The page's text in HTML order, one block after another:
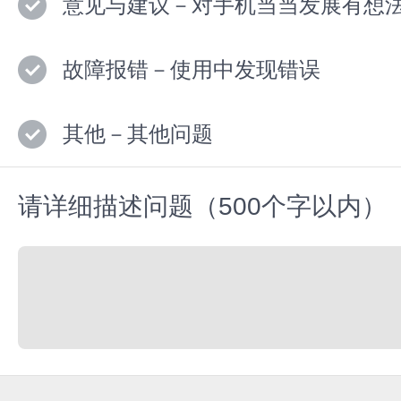
意见与建议－对手机当当发展有想
故障报错－使用中发现错误
其他－其他问题
请详细描述问题（500个字以内）